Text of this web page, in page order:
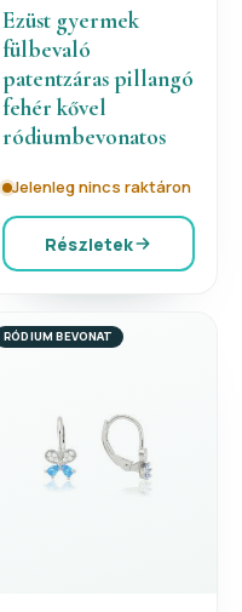
Ezüst gyermek
fülbevaló
patentzáras pillangó
fehér kővel
ródiumbevonatos
Jelenleg nincs raktáron
Részletek
RÓDIUM BEVONAT